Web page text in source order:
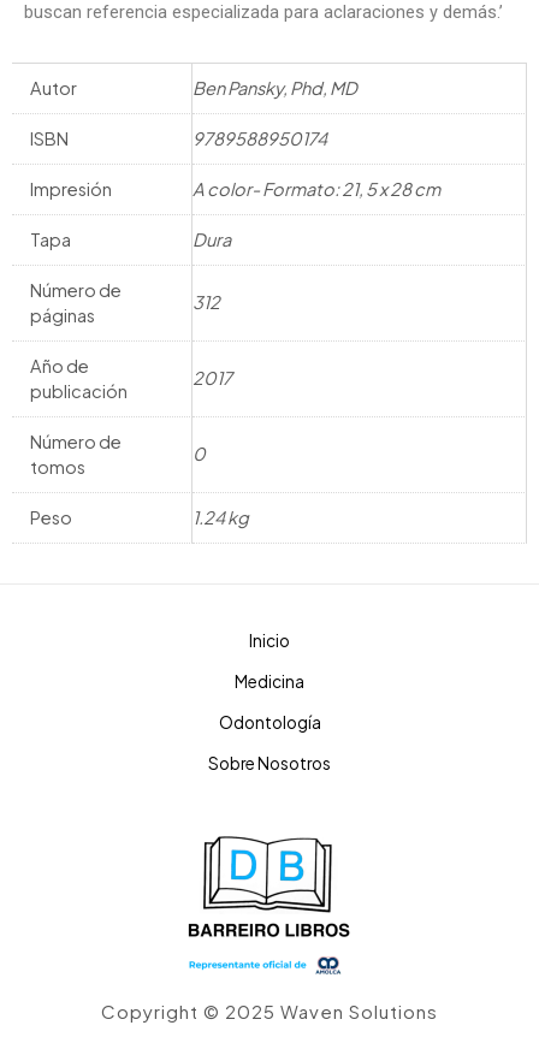
buscan referencia especializada para aclaraciones y demás.’
Autor Ben Pansky, Phd, MD
ISBN 9789588950174
Impresión A color- Formato: 21, 5 x 28 cm
Tapa Dura
Número de
páginas
312
Año de
publicación
2017
Número de
tomos
0
Peso 1.24 kg
Inicio
Medicina
Odontología
Sobre Nosotros
Copyright © 2025 Waven Solutions